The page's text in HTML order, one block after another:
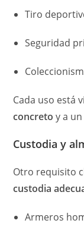
Tiro
Seguridad
Cada uso está
concreto y a
Custodia y
Otro requisito
custodia
Armeros